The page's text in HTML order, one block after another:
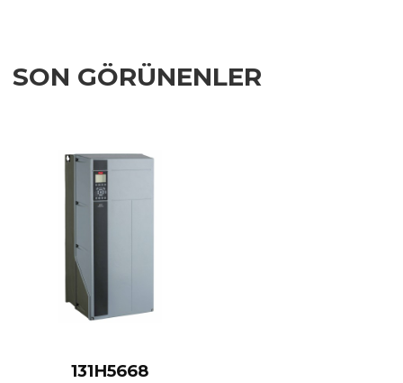
SON GÖRÜNENLER
131H5668